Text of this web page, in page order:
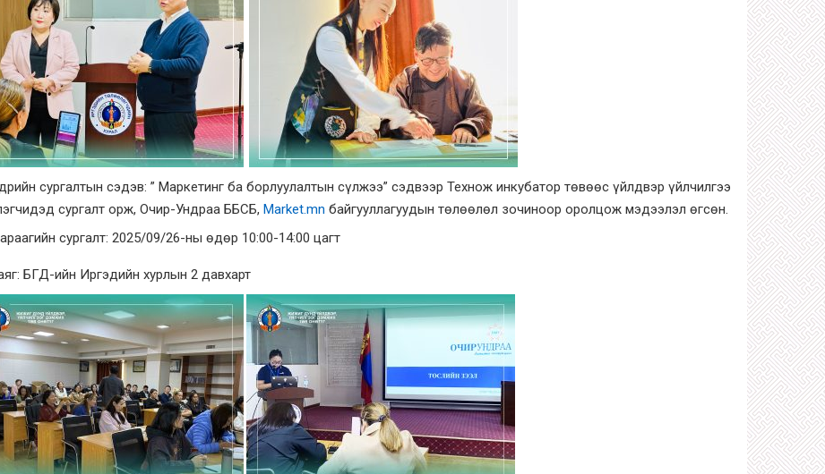
сургалтын сэдэв: ” Маркетинг ба борлуулалтын сүлжээ” сэдвээр Технож инкубатор төвөөс үйлдвэр үйлчилгээ
сургалт орж, Очир-Ундраа ББСБ, Market.mn байгууллагуудын төлөөлөл зочиноор оролцож мэдээлэл өгсөн.
сургалт: 2025/09/26-ны өдөр 10:00-14:00 цагт
БГД-ийн Иргэдийн хурлын 2 давхарт